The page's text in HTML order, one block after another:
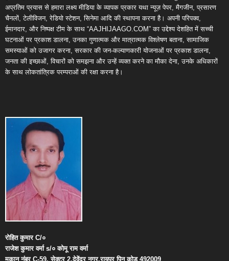
अप्रतिम प्रयास से हमारा लक्ष्य मीडिया के व्यापक प्रकार यथा न्यूज़ पेपर, मैगजीन, प्रसारण
चैनलों, टेलीविजन, रेडियो स्टेशन, सिनेमा आदि की स्थापना करना है। अपनी परिपक्व,
ईमानदार, और निष्पक्ष टीम के साथ “AAJHIJAAGO.COM” का उद्देश्य देशहित में सच्ची
घटनाओं पर प्रकाश डालना, उनका गुणात्मक और मात्रात्मक विश्लेषण बताना, सामाजिक
समस्याओं को उजागर करना, सरकार की जन-कल्याणकारी योजनाओं पर प्रकाश डालना,
जनता की इच्छाओं, विचारों को समझना और उन्हें व्यक्त करने का मौका देना, उनके अधिकारों
के साथ लोकतांत्रिक परम्पराओं की रक्षा करना है।
रोहित कुमारC/०
राजेश कुमार वर्माs/० कोमू राम वर्मा
मकान नंबरC-59,सेक्टर2,देवेंद्र नगर,रायपुर पिन कोड492009